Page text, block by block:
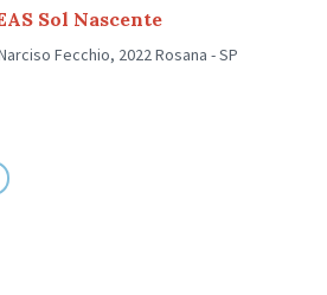
Sol Nascente
Fecchio, 2022 Rosana - SP